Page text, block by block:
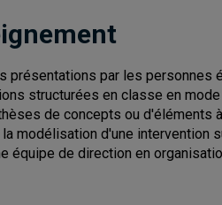
présentations par les
structurées en classe en
de concepts ou d'éléments
modélisation d'une intervention
équipe de direction en